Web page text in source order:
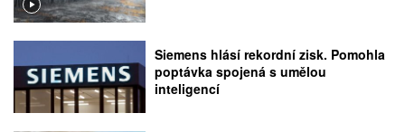
Siemens hlásí rekordní zisk. Pomohla
poptávka spojená s umělou
inteligencí